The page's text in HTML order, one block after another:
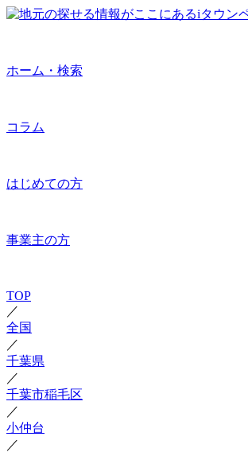
ホーム・検索
コラム
はじめての方
事業主の方
TOP
／
全国
／
千葉県
／
千葉市稲毛区
／
小仲台
／